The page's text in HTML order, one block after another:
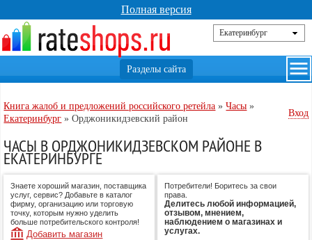
Полная версия
Книга жалоб и предложений российского ретейла »Часы »
Екатеринбург »Орджоникидзевский район
Вход
ЧАСЫ В ОРДЖОНИКИДЗЕВСКОМ РАЙОНЕ В
ЕКАТЕРИНБУРГЕ
Знаете хороший магазин, поставщика
услуг, сервис? Добавьте в каталог
фирму, организацию или торговую
точку, которым нужно уделить
больше потребительского контроля!
Добавить магазин
Потребители! Боритесь за свои
права.
Делитесь любой информацией,
отзывом, мнением,
наблюдением о магазинах и
услугах.